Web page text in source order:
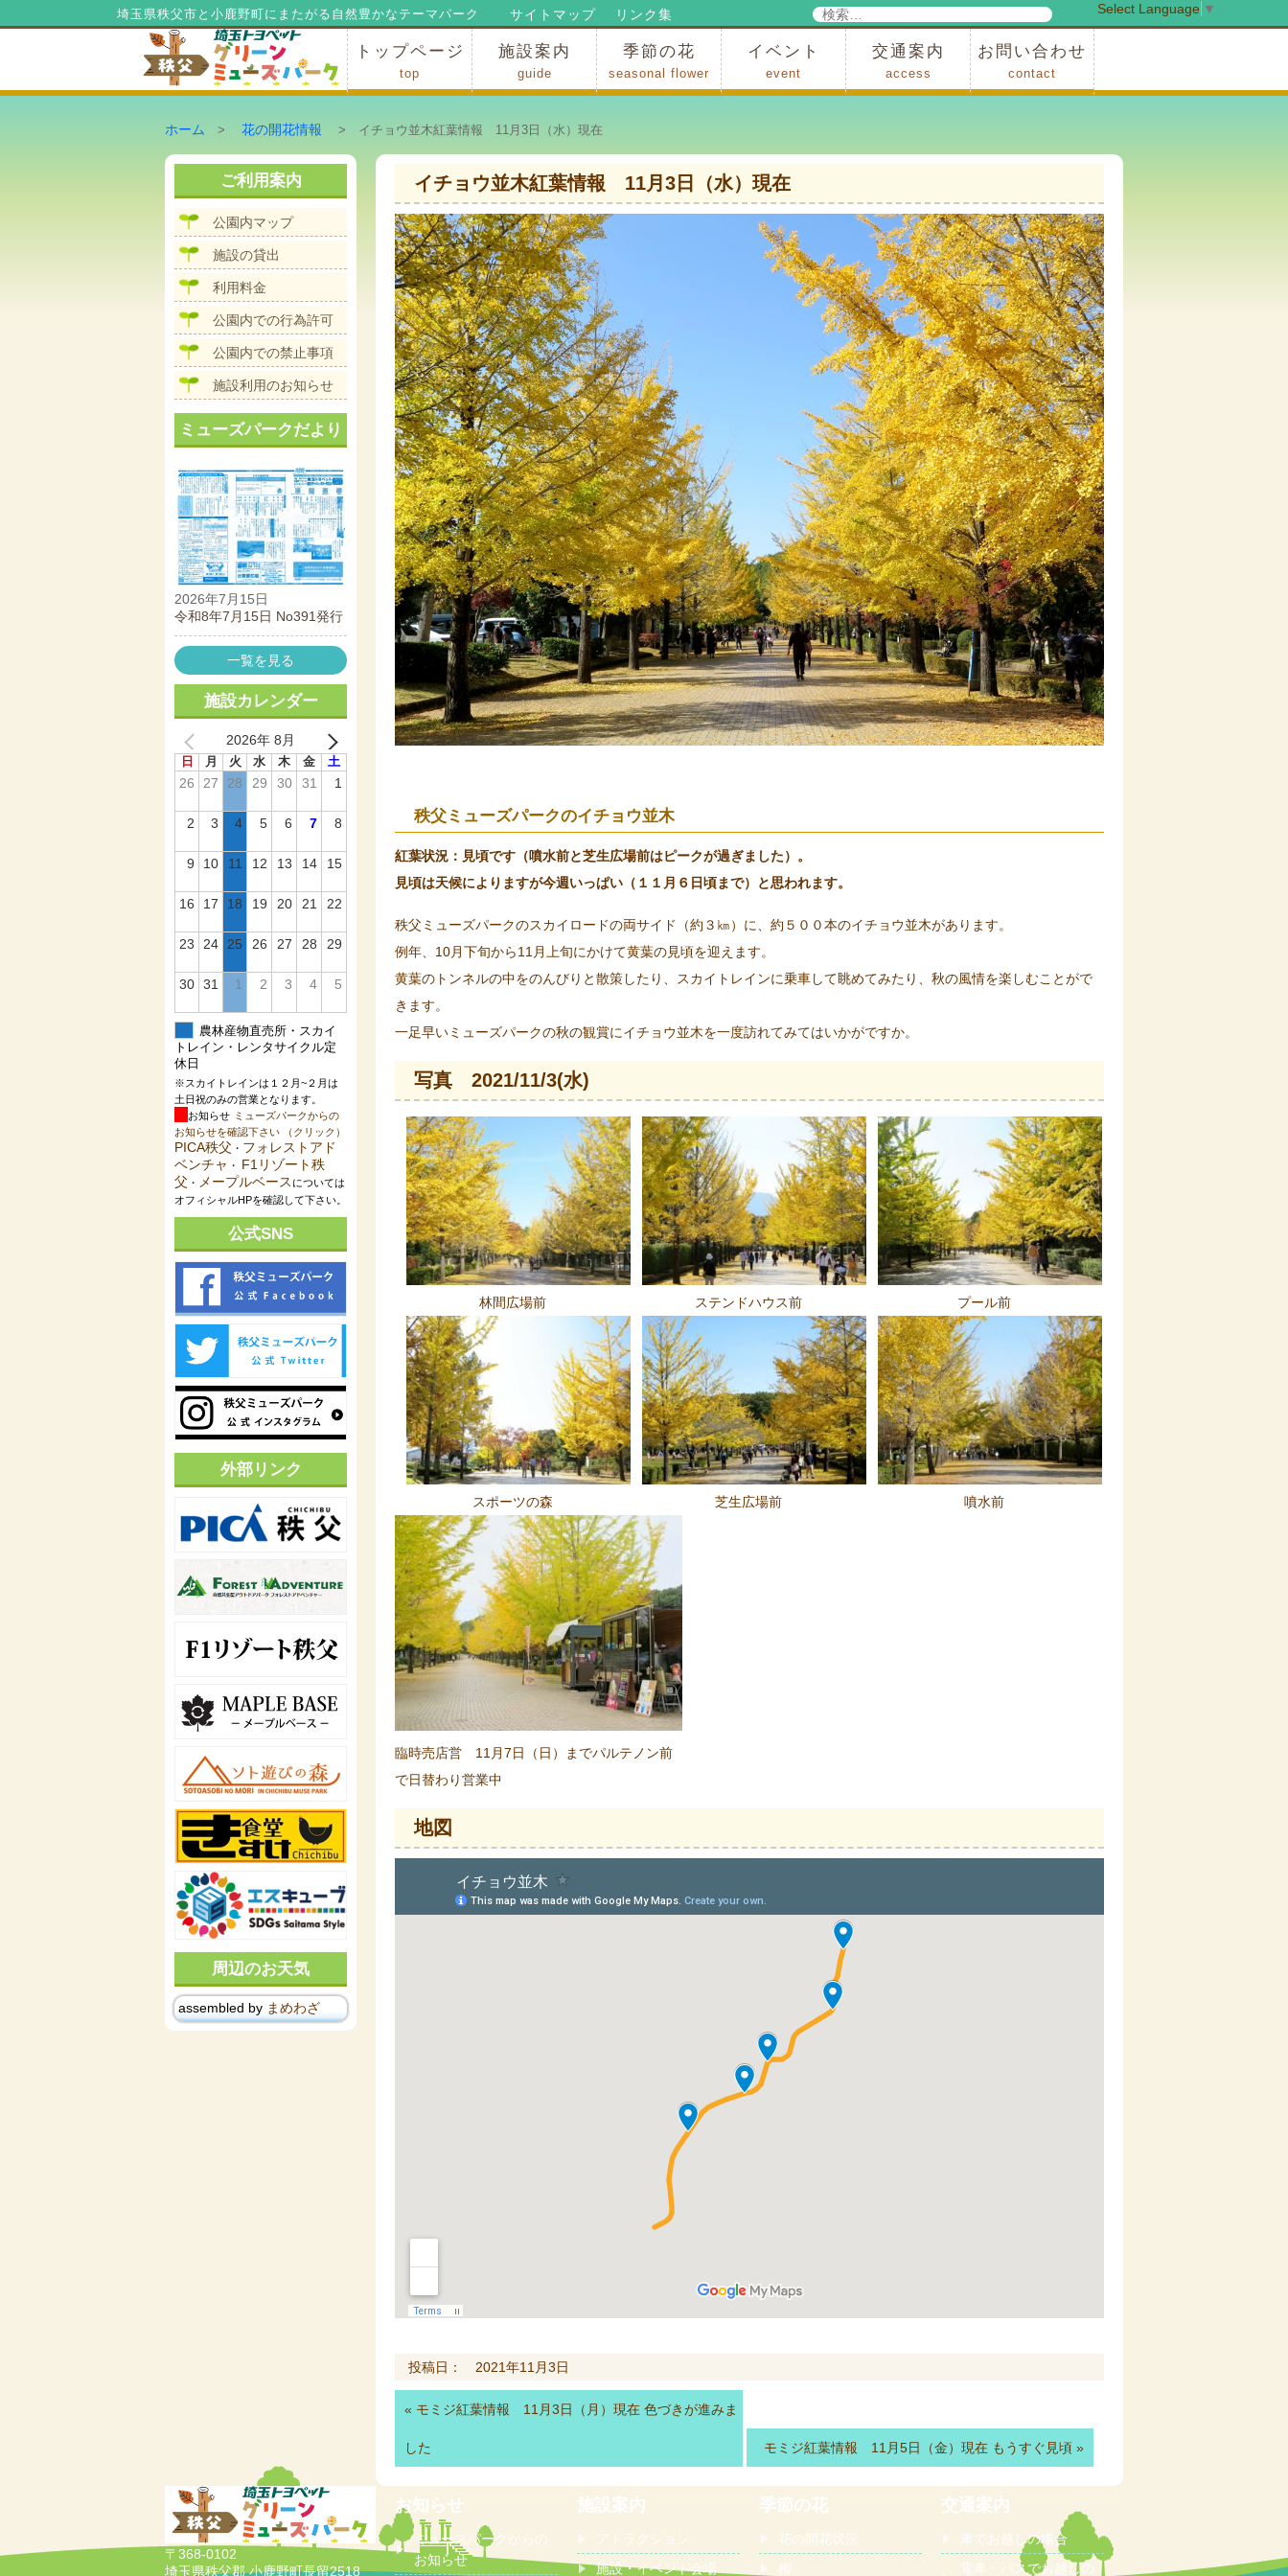
埼玉県秩父市と小鹿野町にまたがる自然豊かなテーマパーク リンク集
サイトマップ
検
検
索
トップページ
top
施設案内
guide
季節の花
seasonal flower
イベント
event
交通案内
access
お問い合わせ
contact
Select Language ▼
ホーム > 花の開花情報 > イチョウ並木紅葉情報 11月3日（水）現在
イチョウ並木紅葉情報 11月3日（水）現在
秩父ミューズパークのイチョウ並木
紅葉状況：見頃です（噴水前と芝生広場前はピークが過ぎました）。
見頃は天候によりますが今週いっぱい（１１月６日頃まで）と思われます。
秩父ミューズパークのスカイロードの両サイド（約３㎞）に、約５００本のイチョウ並木があります。
例年、10月下旬から11月上旬にかけて黄葉の見頃を迎えます。
黄葉のトンネルの中をのんびりと散策したり、スカイトレインに乗車して眺めてみたり、秋の風情を楽しむことがで
きます。
一足早いミューズパークの秋の観賞にイチョウ並木を一度訪れてみてはいかがですか。
写真 2021/11/3(水)
林間広場前 ステンドハウス前 プール前
スポーツの森 芝生広場前 噴水前
臨時売店営 11月7日（日）までパルテノン前
で日替わり営業中
地図
投稿日： 2021年11月3日
« モミジ紅葉情報 11月3日（月）現在 色づきが進みま
した モミジ紅葉情報 11月5日（金）現在 もうすぐ見頃 »
ご利用案内
公園内マップ
施設の貸出
利用料金
公園内での行為許可
公園内での禁止事項
施設利用のお知らせ
ミューズパークだより
2026年7月15日
令和8年7月15日 No391発行
一覧を見る
施設カレンダー
2026年 8月
日 月 火 水 木 金 土
26 27 28 29 30 31 1
2 3 4 5 6 7 8
9 10 11 12 13 14 15
16 17 18 19 20 21 22
23 24 25 26 27 28 29
30 31 1 2 3 4 5
農林産物直売所・スカイ
トレイン・レンタサイクル定
休日
※スカイトレインは１２月~２月は
土日祝のみの営業となります。
お知らせ ミューズパークからの
お知らせを確認下さい （クリック）
PICA秩父 ・ フォレストアド
ベンチャ ・ F1リゾート秩
父 ・ メープルベース については
オフィシャルHPを確認して下さい。
公式SNS
外部リンク
周辺のお天気
assembled by まめわざ
〒368-0102
埼玉県秩父郡 小鹿野町長留2518
お知らせ
ミューズパークからの
お知らせ
施設案内
アトラクション
施設・イベント会場
季節の花
花の開花状況
梅
交通案内
車でお越しの場合
電車・バスでお越しの